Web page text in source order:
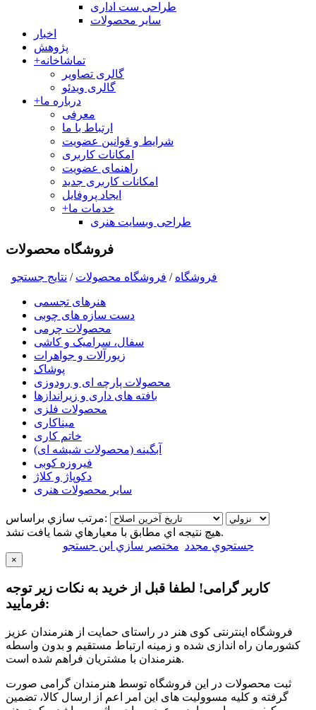
طراحی ست اداری
سایر محصولات
اخبار
پژوهش
+تماشاخانه
گالری تصاویر
گالری ویدئو
+درباره ما
معرفی
ارتباط با ما
شرایط و قوانین عضویت
امکانات کاربری
راهنمای عضویت
امکانات کاربری جدید
ایجاد پروفایل
+خدمات ما
طراحی وبسایت هنری
فروشگاه محصولات
فروشگاه / فروشگاه محصولات / نتايج جستجو
هنرهای تجسمی
دست سازه های چوبی
محصولات چرمی
سفال، سرامیک و کاشی
زیورآلات و جواهرات
پوشاک
محصولات پارچه ای و رودوزی
بافته های داری و زیراندازها
محصولات فلزی
میناکاری
خاتم کاری
آبگینه (محصولات شیشه ای)
فیروزه کوبی
دکوپاژ و کلاژ
سایر محصولات هنری
مرتب سازي براساس:
هيچ نتيجه اي مطابق با معيارهاي شما يافت نشد.
جستجوي مجدد مختصر سازي اين جستجو
×
کاربر گرامی! لطفا قبل از خرید به نکات زیر توجه
فرمایید:
فروشگاه اینترنتی کوی هنر در راستای حمایت از هنرمندان عزیز
کشورمان راه اندازی شده و زمینه ارتباط مستقیم و بدون واسطه
هنرمندان با مشتریان فراهم شده است.
ثبت محصولات در این فروشگاه توسط هنرمندان گرامی صورت
گرفته و کلیه مسوولیت های این امر اعم از ارسال کالا، تضمین